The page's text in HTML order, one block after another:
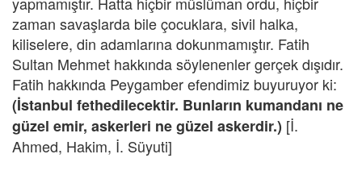
zaman savaşlarda bile çocuklara, sivil halka,
kiliselere, din adamlarına dokunmamıştır. Fatih
Sultan Mehmet hakkında söylenenler gerçek dışıdır.
Fatih hakkında Peygamber efendimiz buyuruyor ki:
(İstanbul fethedilecektir. Bunların kumandanı ne
güzel emir, askerleri ne güzel askerdir.) [İ.
Ahmed, Hakim, İ. Süyuti]